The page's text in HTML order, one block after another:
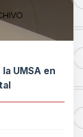
UMSA en